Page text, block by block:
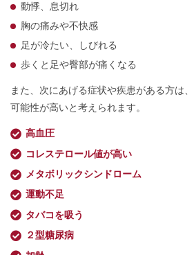
動悸、息切れ
胸の痛みや不快感
足が冷たい、しびれる
歩くと足や臀部が痛くなる
また、次にあげる症状や疾患がある方は
可能性が高いと考えられます。
高血圧
コレステロール値が高い
メタボリックシンドローム
運動不足
タバコを吸う
２型糖尿病